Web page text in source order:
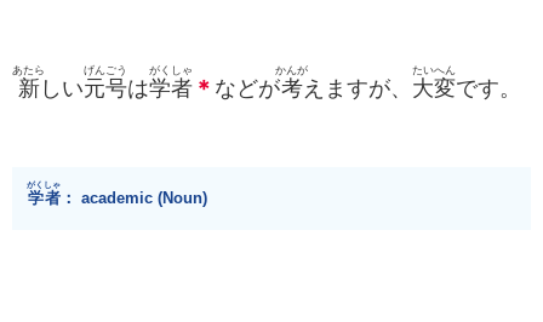
新
あたら
しい元号
げんごう
は学者
がくしゃ
＊ などが考
かんが
えますが、 大変
たいへん
です。
学者
がくしゃ
： academic (Noun)